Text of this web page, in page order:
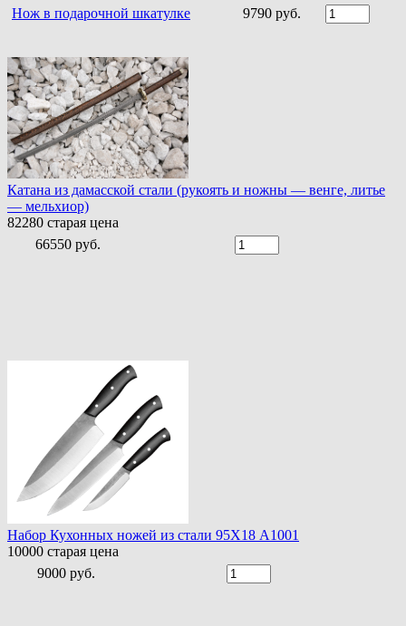
Нож в подарочной шкатулке 9790 руб.
Катана из дамасской стали (рукоять и ножны — венге, литье
— мельхиор)
82280 старая цена
66550 руб.
Набор Кухонных ножей из стали 95Х18 A1001
10000 старая цена
9000 руб.